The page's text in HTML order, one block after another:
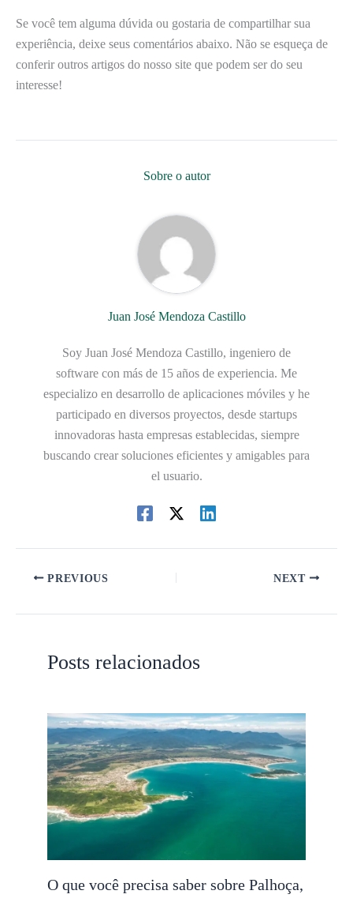
Se você tem alguma dúvida ou gostaria de compartilhar sua
experiência, deixe seus comentários abaixo. Não se esqueça de
conferir outros artigos do nosso site que podem ser do seu
interesse!
Sobre o autor
Juan José Mendoza Castillo
Soy Juan José Mendoza Castillo, ingeniero de
software con más de 15 años de experiencia. Me
especializo en desarrollo de aplicaciones móviles y he
participado en diversos proyectos, desde startups
innovadoras hasta empresas establecidas, siempre
buscando crear soluciones eficientes y amigables para
el usuario.
PREVIOUS NEXT
Posts relacionados
O que você precisa saber sobre Palhoça,